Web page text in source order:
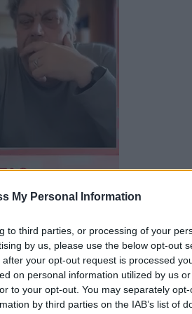
My Personal Information
to third parties, or processing of your
by us, please use the below opt-out
your opt-out request is processed
on personal information utilized by us
to your opt-out. You may separately
by third parties on the IAB’s list of
și a suferit un atac
a fost nevoită să se
cu vreo